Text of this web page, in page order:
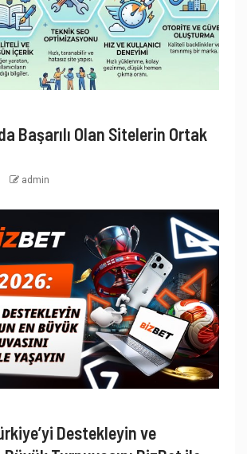
Başarılı Olan Sitelerin Ortak
admin
Destekleyin ve